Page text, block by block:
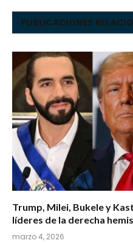
PUBLICACIONES
Trump, Milei, Bukele y
líderes de la derecha
marzo 4, 2026